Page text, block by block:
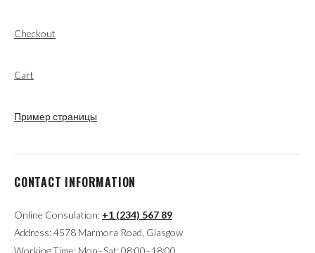
Checkout
Cart
Пример страницы
CONTACT INFORMATION
Online Consulation: +1 (234) 567 89
Address: 4578 Marmora Road, Glasgow